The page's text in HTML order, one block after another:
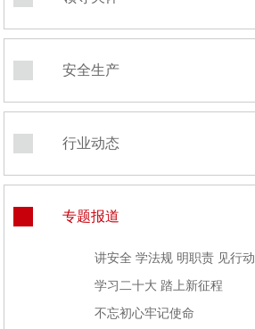
安全生产
行业动态
专题报道
讲安全 学法规 明职责 见行动
学习二十大 踏上新征程
不忘初心牢记使命